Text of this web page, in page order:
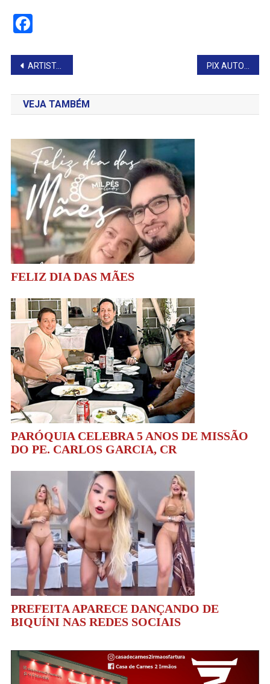
Facebook
Navegação
de
Post
ARTISTA MOSTRA O COTIDIANO E PAISAGENS DE FARTURA PIX AUTOMÁTICO: BC LANÇA NOVA MODALIDADE NESTA QUARTA
VEJA TAMBÉM
FELIZ DIA DAS MÃES
PARÓQUIA CELEBRA 5 ANOS DE MISSÃO
DO PE. CARLOS GARCIA, CR
PREFEITA APARECE DANÇANDO DE
BIQUÍNI NAS REDES SOCIAIS